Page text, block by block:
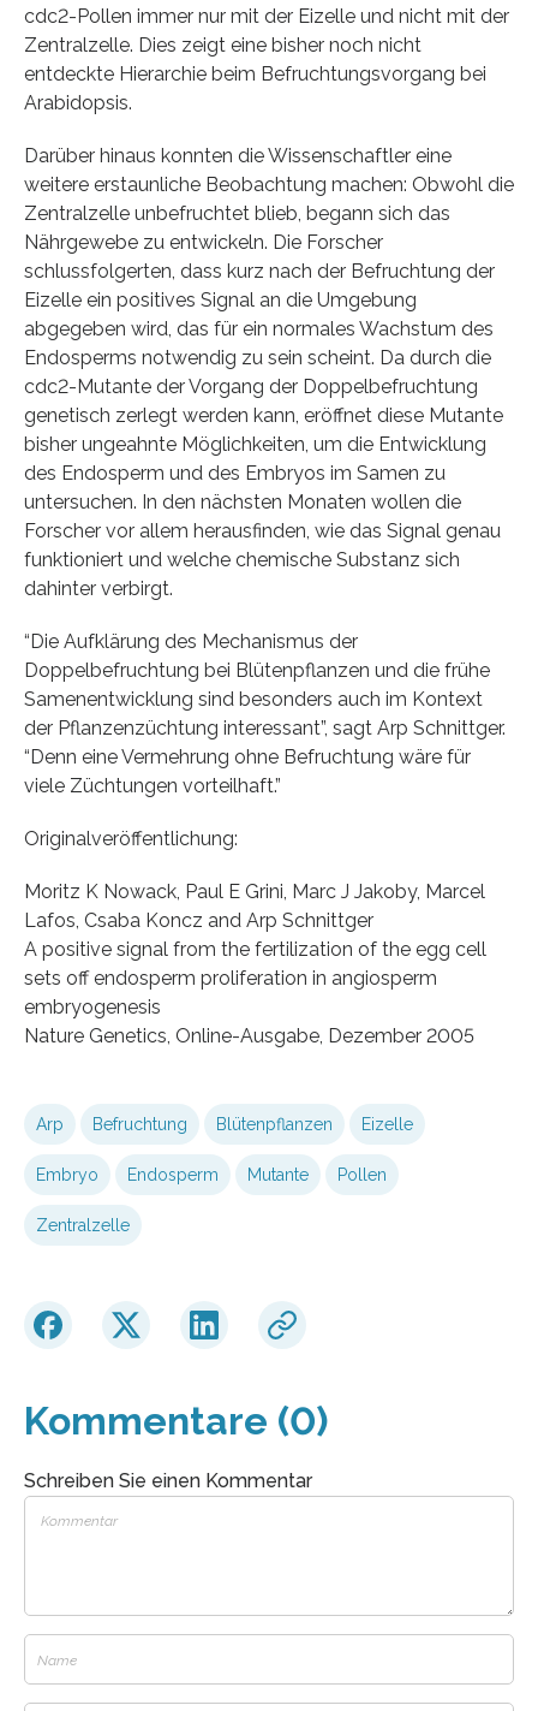
cdc2-Pollen immer nur mit der Eizelle und nicht mit der
Zentralzelle. Dies zeigt eine bisher noch nicht
entdeckte Hierarchie beim Befruchtungsvorgang bei
Arabidopsis.
Darüber hinaus konnten die Wissenschaftler eine
weitere erstaunliche Beobachtung machen: Obwohl die
Zentralzelle unbefruchtet blieb, begann sich das
Nährgewebe zu entwickeln. Die Forscher
schlussfolgerten, dass kurz nach der Befruchtung der
Eizelle ein positives Signal an die Umgebung
abgegeben wird, das für ein normales Wachstum des
Endosperms notwendig zu sein scheint. Da durch die
cdc2-Mutante der Vorgang der Doppelbefruchtung
genetisch zerlegt werden kann, eröffnet diese Mutante
bisher ungeahnte Möglichkeiten, um die Entwicklung
des Endosperm und des Embryos im Samen zu
untersuchen. In den nächsten Monaten wollen die
Forscher vor allem herausfinden, wie das Signal genau
funktioniert und welche chemische Substanz sich
dahinter verbirgt.
“Die Aufklärung des Mechanismus der
Doppelbefruchtung bei Blütenpflanzen und die frühe
Samenentwicklung sind besonders auch im Kontext
der Pflanzenzüchtung interessant”, sagt Arp Schnittger.
“Denn eine Vermehrung ohne Befruchtung wäre für
viele Züchtungen vorteilhaft.”
Originalveröffentlichung:
Moritz K Nowack, Paul E Grini, Marc J Jakoby, Marcel
Lafos, Csaba Koncz and Arp Schnittger
A positive signal from the fertilization of the egg cell
sets off endosperm proliferation in angiosperm
embryogenesis
Nature Genetics, Online-Ausgabe, Dezember 2005
Arp Befruchtung Blütenpflanzen Eizelle
Embryo Endosperm Mutante Pollen
Zentralzelle
Kommentare (0)
Schreiben Sie einen Kommentar